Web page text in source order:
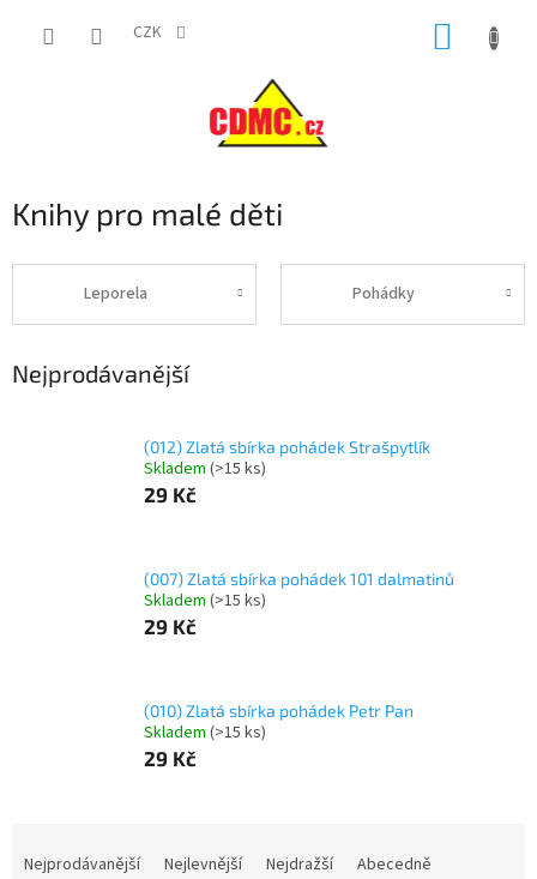
CZK
Knihy pro malé děti
Leporela Pohádky
Nejprodávanější
(012) Zlatá sbírka pohádek Strašpytlík
Skladem (>15 ks)
29 Kč
(007) Zlatá sbírka pohádek 101 dalmatinů
Skladem (>15 ks)
29 Kč
(010) Zlatá sbírka pohádek Petr Pan
Skladem (>15 ks)
29 Kč
Nejprodávanější Nejlevnější Nejdražší Abecedně